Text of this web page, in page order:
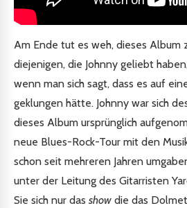
Am Ende tut es weh, dieses Album
diejenigen, die Johnny geliebt
wenn man sich sagt, dass es auf
geklungen hätte. Johnny war sich
dieses Album ursprünglich
neue Blues-Rock-Tour mit den
schon seit mehreren Jahren
unter der Leitung des Gitarristen
Sie sich nur das show die das